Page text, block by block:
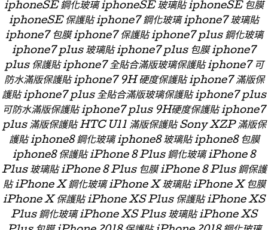
iphoneSE 鋼化玻璃 iphoneSE 玻璃貼 iphoneSE 包膜
iphoneSE 保護貼 iphone7 鋼化玻璃 iphone7 玻璃貼
iphone7 包膜 iphone7 保護貼 iphone7 plus 鋼化玻璃
iphone7 plus 玻璃貼 iphone7 plus 包膜 iphone7
plus 保護貼 iphone7 全貼合滿版玻璃保護貼 iphone7 可
防水滿版保護貼 iphone7 9H 硬度保護貼 iphone7 滿版保
護貼 iphone7 plus 全貼合滿版玻璃保護貼 iphone7 plus
可防水滿版保護貼 iphone7 plus 9H硬度保護貼 iphone7
plus 滿版保護貼 HTC U11 滿版保護貼 Sony XZP 滿版保
護貼 iphone8 鋼化玻璃 iphone8 玻璃貼 iphone8 包膜
iphone8 保護貼 iPhone 8 Plus 鋼化玻璃 iPhone 8
Plus 玻璃貼 iPhone 8 Plus 包膜 iPhone 8 Plus 鋼保護
貼 iPhone X 鋼化玻璃 iPhone X 玻璃貼 iPhone X 包膜
iPhone X 保護貼 iPhone XS Plus 保護貼 iPhone XS
Plus 鋼化玻璃 iPhone XS Plus 玻璃貼 iPhone XS